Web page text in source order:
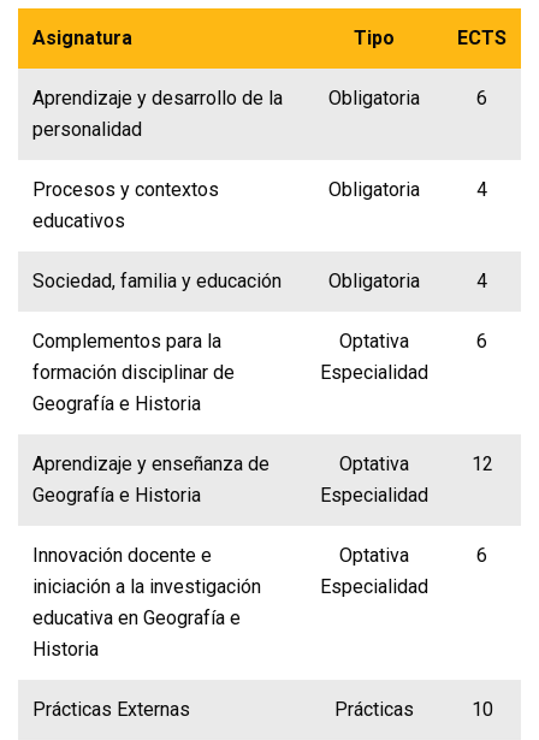
Asignatura Tipo ECTS
Aprendizaje y desarrollo de la
personalidad
Obligatoria 6
Procesos y contextos
educativos
Obligatoria 4
Sociedad, familia y educación Obligatoria 4
Complementos para la
formación disciplinar de
Geografía e Historia
Optativa
Especialidad
6
Aprendizaje y enseñanza de
Geografía e Historia
Optativa
Especialidad
12
Innovación docente e
iniciación a la investigación
educativa en Geografía e
Historia
Optativa
Especialidad
6
Prácticas Externas Prácticas 10